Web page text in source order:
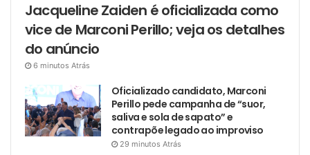
Jacqueline Zaiden é oficializada como
vice de Marconi Perillo; veja os detalhes
do anúncio
6 minutos Atrás
Oficializado candidato, Marconi
Perillo pede campanha de “suor,
saliva e sola de sapato” e
contrapõe legado ao improviso
29 minutos Atrás